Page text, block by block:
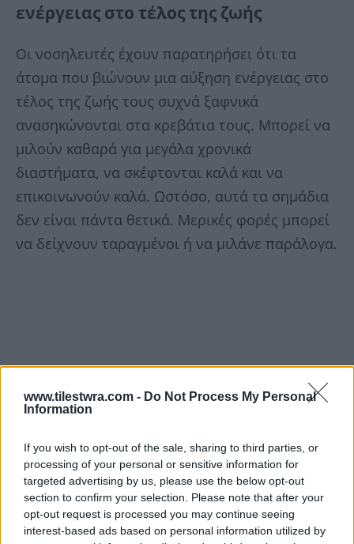
www.tilestwra.com - Do Not Process My Personal
Information
If you wish to opt-out of the sale, sharing to third parties, or
processing of your personal or sensitive information for
targeted advertising by us, please use the below opt-out
section to confirm your selection. Please note that after your
opt-out request is processed you may continue seeing
interest-based ads based on personal information utilized by
ενέργειας στο τέλος της ζωής
Οι νοσηλευτές έχουν παρατηρήσει ότι τα
άτομα που βιώνουν μια αύξηση ενέργειας στο
τέλος της ζωής τους συχνά ξαφνικά
ανασηκώνονται στα κρεβάτια τους. Μπορεί να
μιλούν καθαρά για μεγάλα χρονικά
διαστήματα, να σκέφτονται καλά και να
επικοινωνούν καλά. Ωστόσο, αυτά τα σημάδια
δεν είναι πάντα θετικά. Μερικές φορές μπορεί
να δείχνουν ταραγμένοι ή να μιλάνε παράλογα.